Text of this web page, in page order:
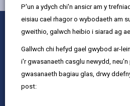
P'un a ydych chi'n ansicr am y
eisiau cael rhagor o wybodaeth am
gweithio, galwch heibio i siarad ag
Gallwch chi hefyd gael gwybod ar-
i'r gwasanaeth casglu newydd, neu'n
gwasanaeth bagiau glas, drwy
post:
Rhowch sgôr
0
Stars
1
Star
2
Cysylltu â ni
Swyddi a Gyrfaoedd